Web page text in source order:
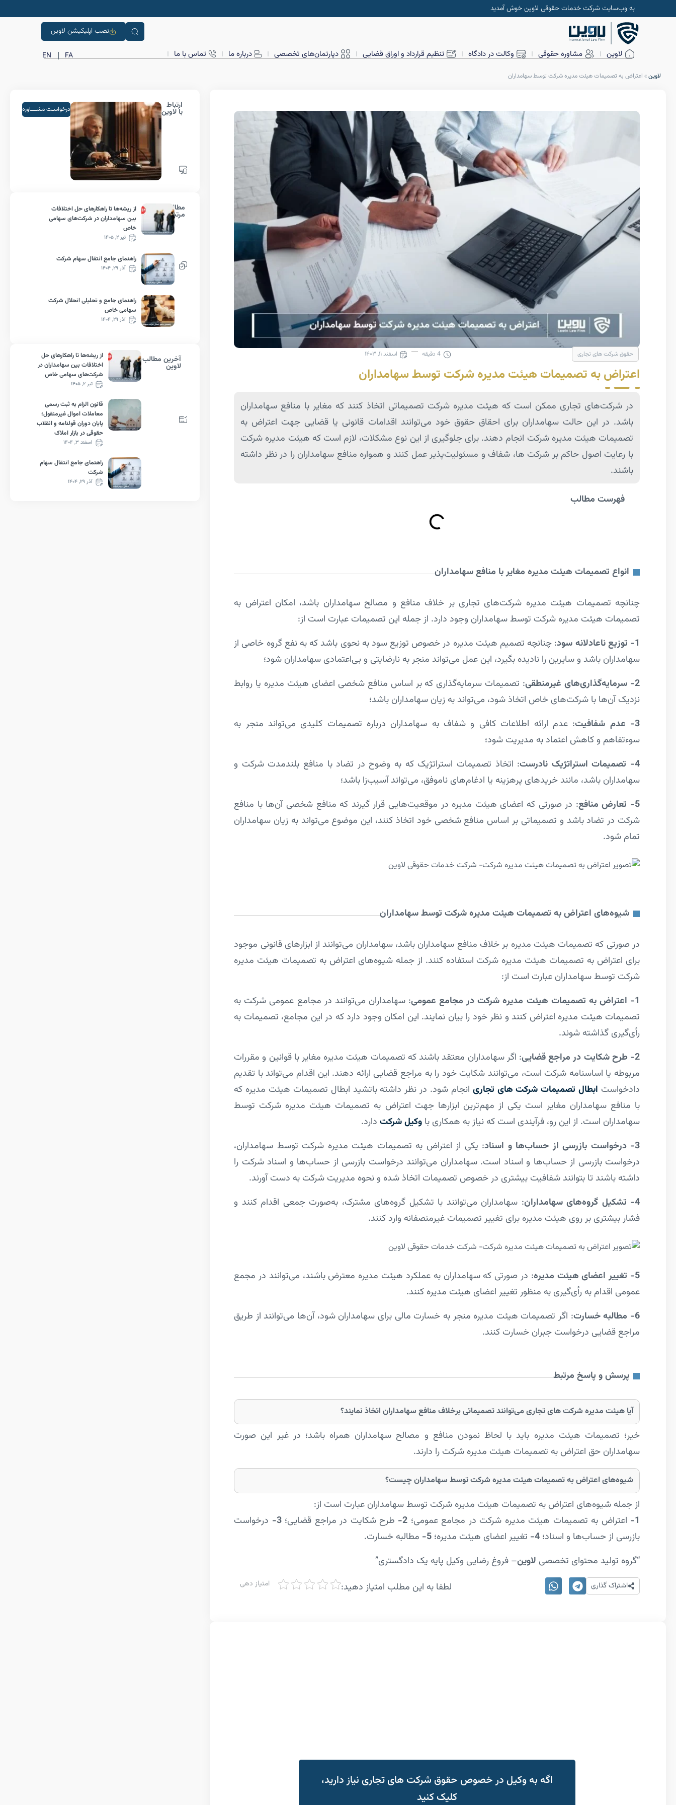
به وب‌سایت شرکت خدمات حقوقی لاوین خوش آمدید
نصب اپلیکیشن لاوین
لاوین مشاوره حقوقی وکالت در دادگاه تنظیم قرارداد و اوراق قضایی دپارتمان‌های تخصصی درباره ما تماس با ما FA
EN
لاوین» اعتراض به تصمیمات هیئت مدیره شرکت توسط سهامداران
4 دقیقه اسفند ۱۱, ۱۴۰۳ حقوق شرکت های تجاری
اعتراض به تصمیمات هیئت مدیره شرکت توسط سهامداران
در شرکت‌های تجاری ممکن است که هیئت مدیره شرکت تصمیماتی اتخاذ کنند که مغایر با منافع سهامداران
باشد. در این حالت سهامداران برای احقاق حقوق خود می‌توانند اقدامات قانونی یا قضایی جهت اعتراض به
تصمیمات هیئت مدیره شرکت انجام دهند. برای جلوگیری از این نوع مشکلات، لازم است که هیئت مدیره شرکت
با رعایت اصول حاکم بر شرکت ها، شفاف و مسئولیت‌پذیر عمل کنند و همواره منافع سهامداران را در نظر داشته
باشند.
فهرست مطالب
انواع تصمیمات هیئت مدیره مغایر با منافع سهامداران
چنانچه تصمیمات هیئت مدیره شرکت‌های تجاری بر خلاف منافع و مصالح سهامداران باشد، امکان اعتراض به
تصمیمات هیئت مدیره شرکت توسط سهامداران وجود دارد. از جمله این تصمیمات عبارت است از:
1- توزیع ناعادلانه سود
: چنانچه تصمیم هیئت مدیره در خصوص توزیع سود به نحوی باشد که به نفع گروه خاصی از
سهامداران باشد و سایرین را نادیده بگیرد، این عمل می‌تواند منجر به نارضایتی و بی‌اعتمادی سهامداران شود؛
2- سرمایه‌گذاری‌های غیرمنطقی
: تصمیمات سرمایه‌گذاری که بر اساس منافع شخصی اعضای هیئت مدیره یا روابط
نزدیک آن‌ها با شرکت‌های خاص اتخاذ شود، می‌تواند به زیان سهامداران باشد؛
3- عدم شفافیت
: عدم ارائه اطلاعات کافی و شفاف به سهامداران درباره تصمیمات کلیدی می‌تواند منجر به
سوءتفاهم و کاهش اعتماد به مدیریت شود؛
4- تصمیمات استراتژیک نادرست
: اتخاذ تصمیمات استراتژیک که به وضوح در تضاد با منافع بلندمدت شرکت و
سهامداران باشد، مانند خریدهای پرهزینه یا ادغام‌های ناموفق، می‌تواند آسیب‌زا باشد؛
5- تعارض منافع
: در صورتی که اعضای هیئت مدیره در موقعیت‌هایی قرار گیرند که منافع شخصی آن‌ها با منافع
شرکت در تضاد باشد و تصمیماتی بر اساس منافع شخصی خود اتخاذ کنند، این موضوع می‌تواند به زیان سهامداران
تمام شود.
شیوه‌های اعتراض به تصمیمات هیئت مدیره شرکت توسط سهامداران
در صورتی که تصمیمات هیئت مدیره بر خلاف منافع سهامداران باشد، سهامداران می‌توانند از ابزارهای قانونی موجود
برای اعتراض به تصمیمات هیئت مدیره شرکت استفاده کنند. از جمله شیوه‌های اعتراض به تصمیمات هیئت مدیره
شرکت توسط سهامداران عبارت است از:
1- اعتراض به تصمیمات هیئت مدیره شرکت در مجامع عمومی
: سهامداران می‌توانند در مجامع عمومی شرکت به
تصمیمات هیئت مدیره اعتراض کنند و نظر خود را بیان نمایند. این امکان وجود دارد که در این مجامع، تصمیمات به
رأی‌گیری گذاشته شوند.
2- طرح شکایت در مراجع قضایی
: اگر سهامداران معتقد باشند که تصمیمات هیئت مدیره مغایر با قوانین و مقررات
مربوطه یا اساسنامه شرکت است، می‌توانند شکایت خود را به مراجع قضایی ارائه دهند. این اقدام می‌تواند با تقدیم
دادخواست ابطال تصمیمات شرکت های تجاری انجام شود. در نظر داشته باتشید ابطال تصمیمات هیئت مدیره که
با منافع سهامداران مغایر است یکی از مهم‌ترین ابزارها جهت اعتراض به تصمیمات هیئت مدیره شرکت توسط
سهامداران است. از این رو، فرآیندی است که نیاز به همکاری با وکیل شرکت دارد.
3- درخواست بازرسی از حساب‌ها و اسناد
: یکی از اعتراض به تصمیمات هیئت مدیره شرکت توسط سهامداران،
درخواست بازرسی از حساب‌ها و اسناد است. سهامداران می‌توانند درخواست بازرسی از حساب‌ها و اسناد شرکت را
داشته باشند تا بتوانند شفافیت بیشتری در خصوص تصمیمات اتخاذ شده و نحوه مدیریت شرکت به دست آورند.
4- تشکیل گروه‌های سهامداران
: سهامداران می‌توانند با تشکیل گروه‌های مشترک، به‌صورت جمعی اقدام کنند و
فشار بیشتری بر روی هیئت مدیره برای تغییر تصمیمات غیرمنصفانه وارد کنند.
5- تغییر اعضای هیئت مدیره
: در صورتی که سهامداران به عملکرد هیئت مدیره معترض باشند، می‌توانند در مجمع
عمومی اقدام به رأی‌گیری به منظور تغییر اعضای هیئت مدیره کنند.
6- مطالبه خسارت
: اگر تصمیمات هیئت مدیره منجر به خسارت مالی برای سهامداران شود، آن‌ها می‌توانند از طریق
مراجع قضایی درخواست جبران خسارت کنند.
پرسش و پاسخ مرتبط
آیا هیئت مدیره شرکت های تجاری می‌توانند تصمیماتی برخلاف منافع سهامداران اتخاذ نمایند؟
خیر؛ تصمیمات هیئت مدیره باید با لحاظ نمودن منافع و مصالح سهامداران همراه باشد؛ در غیر این صورت
سهامداران حق اعتراض به تصمیمات هیئت مدیره شرکت را دارند.
شیوه‌های اعتراض به تصمیمات هیئت مدیره شرکت توسط سهامداران چیست؟
از جمله شیوه‌های اعتراض به تصمیمات هیئت مدیره شرکت توسط سهامداران عبارت است از:
1-
اعتراض به تصمیمات هیئت مدیره شرکت در مجامع عمومی؛ 2- طرح شکایت در مراجع قضایی؛3-
درخواست
بازرسی از حساب‌ها و اسناد؛ 4- تغییر اعضای هیئت مدیره؛ 5-
مطالبه خسارت.
“گروه تولید محتوای تخصصی لاوین– فروغ رضایی وکیل پایه یک دادگستری”
اشتراک گذاری لطفا به این مطلب امتیاز دهید: امتیاز دهی
اگه به وکیل در خصوص حقوق شرکت های تجاری نیاز دارید،
کلیک کنید
ارتباط
با لاوین درخواسـت مشــــاوره
مطالب
مرتبط
از ریشه‌ها تا راهکارهای حل اختلافات
بین سهامداران در شرکت‌های سهامی
خاص
تیر ۲, ۱۴۰۵
راهنمای جامع انتقال سهام شرکت
آذر ۲۹, ۱۴۰۴
راهنمای جامع و تحلیلی انحلال شرکت
سهامی خاص
آذر ۲۹, ۱۴۰۴
آخرین مطالب
لاوین
از ریشه‌ها تا راهکارهای حل
اختلافات بین سهامداران در
شرکت‌های سهامی خاص
تیر ۲, ۱۴۰۵
قانون الزام به ثبت رسمی
معاملات اموال غیرمنقول؛
پایان دوران قولنامه و انقلاب
حقوقی در بازار املاک
اسفند ۳, ۱۴۰۴
راهنمای جامع انتقال سهام
شرکت
آذر ۲۹, ۱۴۰۴